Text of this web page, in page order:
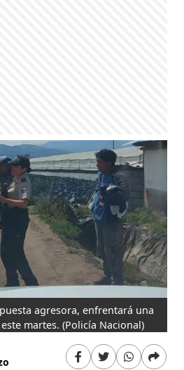
agresora, enfrentará una
martes. (Policía Nacional)